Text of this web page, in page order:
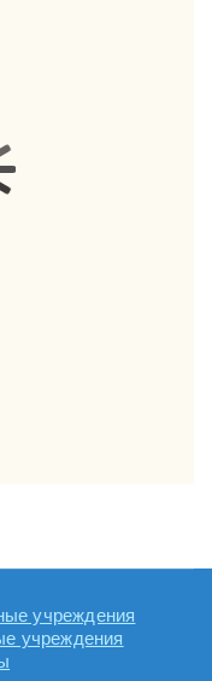
учреждения
учреждения